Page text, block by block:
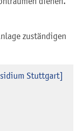
zuständigen
Stuttgart]